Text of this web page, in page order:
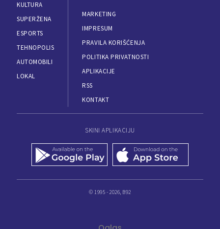
KULTURA
SUPERŽENA
ESPORTS
TEHNOPOLIS
AUTOMOBILI
LOKAL
MARKETING
IMPRESUM
PRAVILA KORIŠĆENJA
POLITIKA PRIVATNOSTI
APLIKACIJE
RSS
KONTAKT
SKINI APLIKACIJU
© 1995 - 2026, B92